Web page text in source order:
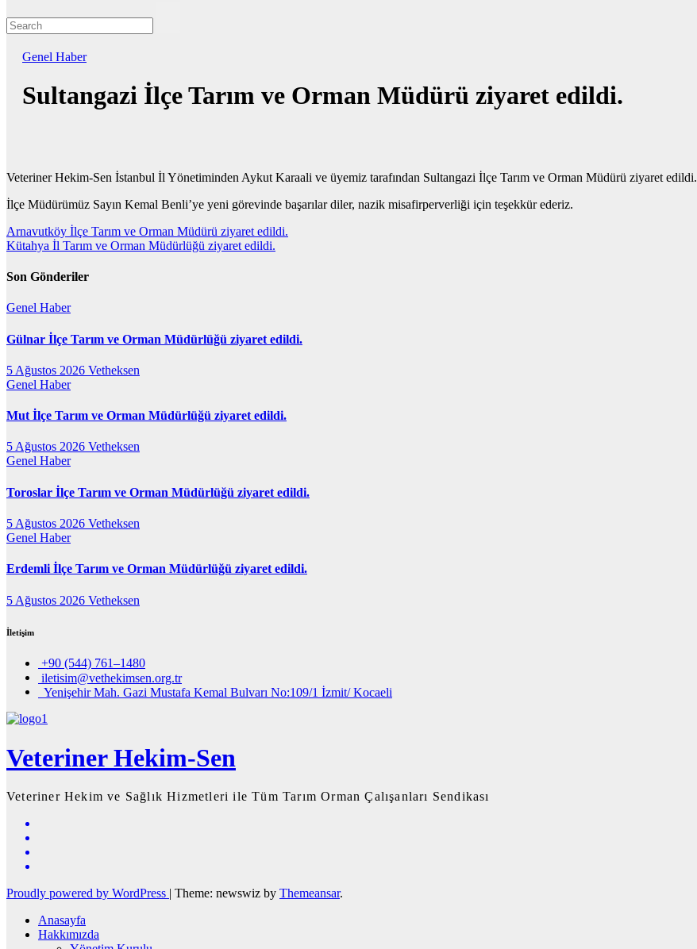
Genel Haber
Sultangazi İlçe Tarım ve Orman Müdürü ziyaret edildi.
Veteriner Hekim-Sen İstanbul İl Yönetiminden Aykut Karaali ve üyemiz tarafından Sultangazi İlçe Tarım ve Orman Müdürü ziyaret edildi.
İlçe Müdürümüz Sayın Kemal Benli’ye yeni görevinde başarılar diler, nazik misafirperverliği için teşekkür ederiz.
Yazı
gezinmesi
Arnavutköy İlçe Tarım ve Orman Müdürü ziyaret edildi.
Kütahya İl Tarım ve Orman Müdürlüğü ziyaret edildi.
Son Gönderiler
Genel Haber
Gülnar İlçe Tarım ve Orman Müdürlüğü ziyaret edildi.
5 Ağustos 2026 Vetheksen
Genel Haber
Mut İlçe Tarım ve Orman Müdürlüğü ziyaret edildi.
5 Ağustos 2026 Vetheksen
Genel Haber
Toroslar İlçe Tarım ve Orman Müdürlüğü ziyaret edildi.
5 Ağustos 2026 Vetheksen
Genel Haber
Erdemli İlçe Tarım ve Orman Müdürlüğü ziyaret edildi.
5 Ağustos 2026 Vetheksen
İletişim
+90 (544) 761–1480
iletisim@vethekimsen.org.tr
Yenişehir Mah. Gazi Mustafa Kemal Bulvarı No:109/1 İzmit/ Kocaeli
Veteriner Hekim-Sen
Veteriner Hekim ve Sağlık Hizmetleri ile Tüm Tarım Orman Çalışanları Sendikası
Proudly powered by WordPress | Theme: newswiz by Themeansar.
Anasayfa
Hakkımızda